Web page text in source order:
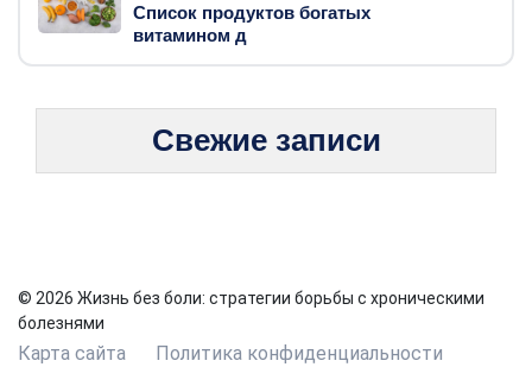
Список продуктов богатых
витамином д
Свежие записи
© 2026 Жизнь без боли: стратегии борьбы с хроническими
болезнями
Карта сайта
Политика конфиденциальности